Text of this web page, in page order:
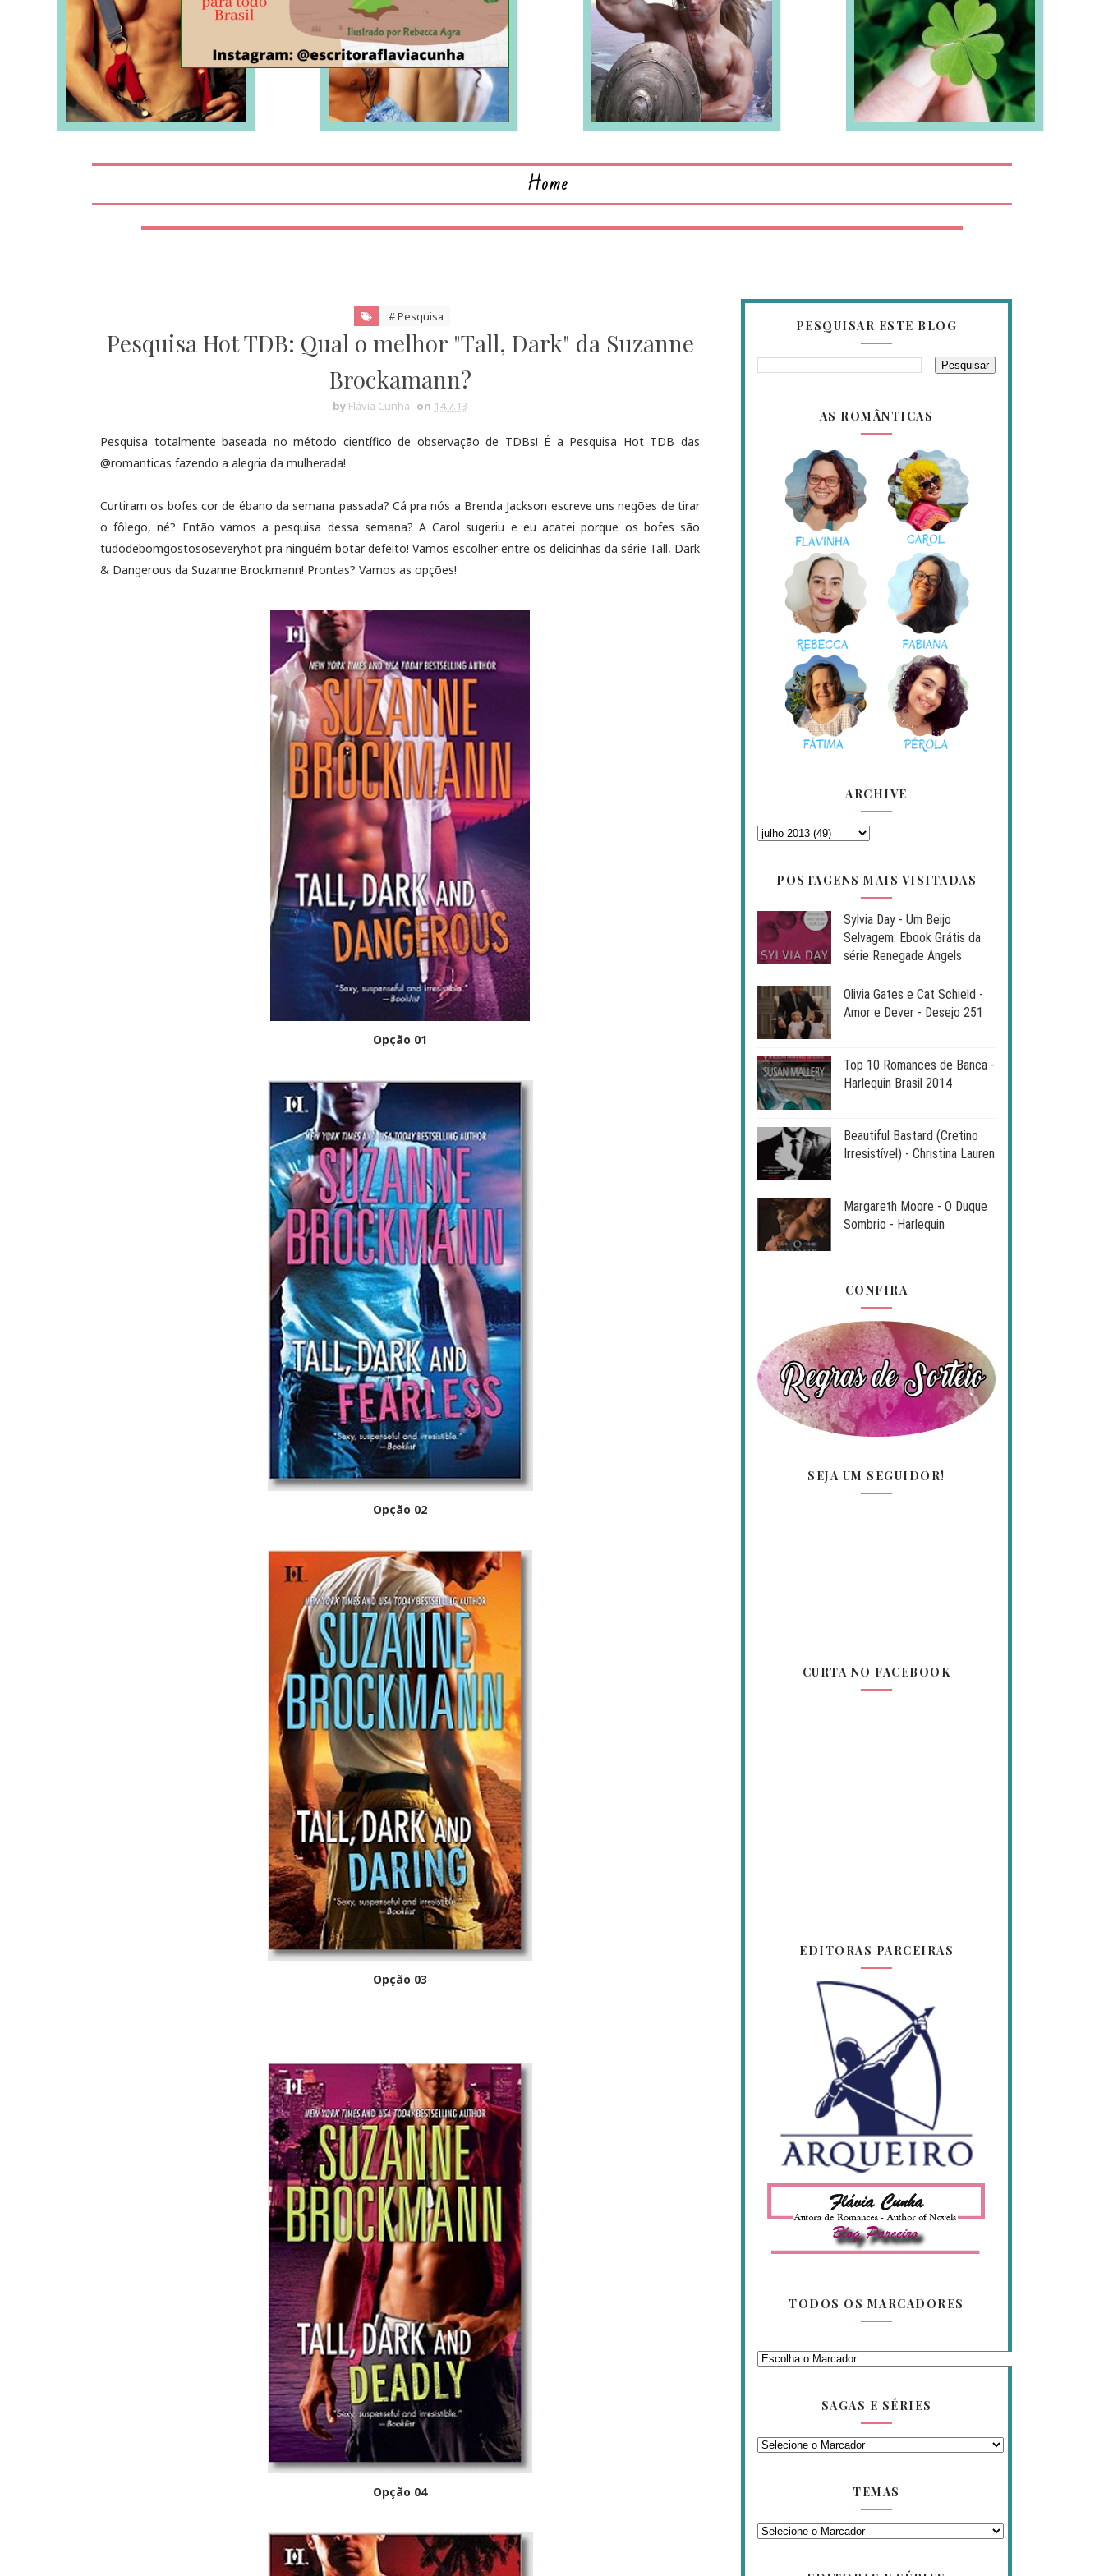
LEIA MAIS LEIA MAIS
Home
# Pesquisa
Pesquisa Hot TDB: Qual o melhor "Tall, Dark" da Suzanne
Brockamann?
by Flávia Cunha on 14.7.13
Pesquisa totalmente baseada no método científico de observação de TDBs! É a Pesquisa Hot TDB das
@romanticas fazendo a alegria da mulherada!
Curtiram os bofes cor de ébano da semana passada? Cá pra nós a Brenda Jackson escreve uns negões de tirar
o fôlego, né? Então vamos a pesquisa dessa semana? A Carol sugeriu e eu acatei porque os bofes são
tudodebomgostososeveryhot pra ninguém botar defeito! Vamos escolher entre os delicinhas da série Tall, Dark
& Dangerous da Suzanne Brockmann! Prontas? Vamos as opções!
Opção 01
Opção 02
Opção 03
Opção 04
PESQUISAR ESTE BLOG
AS ROMÂNTICAS
ARCHIVE
POSTAGENS MAIS VISITADAS
Sylvia Day - Um Beijo
Selvagem: Ebook Grátis da
série Renegade Angels
Olivia Gates e Cat Schield -
Amor e Dever - Desejo 251
Top 10 Romances de Banca -
Harlequin Brasil 2014
Beautiful Bastard (Cretino
Irresistível) - Christina Lauren
Margareth Moore - O Duque
Sombrio - Harlequin
CONFIRA
SEJA UM SEGUIDOR!
CURTA NO FACEBOOK
EDITORAS PARCEIRAS
TODOS OS MARCADORES
SAGAS E SÉRIES
TEMAS